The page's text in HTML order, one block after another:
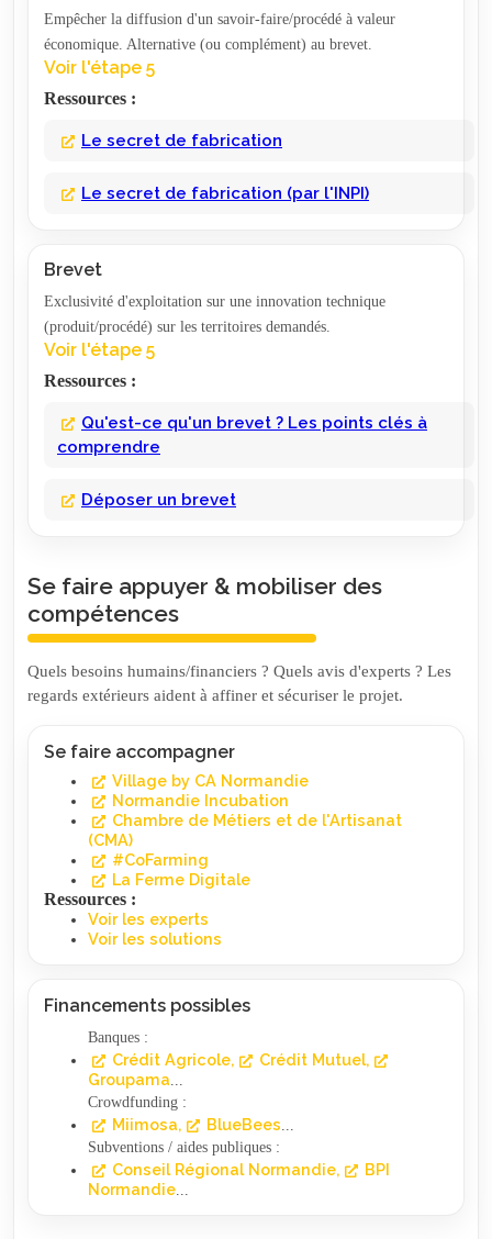
Empêcher la diffusion d'un savoir-faire/procédé à valeur
économique. Alternative (ou complément) au brevet.
Voir l'étape 5
Ressources :
Le secret de fabrication
Le secret de fabrication (par l'INPI)
Brevet
Exclusivité d'exploitation sur une innovation technique
(produit/procédé) sur les territoires demandés.
Voir l'étape 5
Ressources :
Qu'est-ce qu'un brevet ? Les points clés à
comprendre
Déposer un brevet
Se faire appuyer & mobiliser des
compétences
Quels besoins humains/financiers ? Quels avis d'experts ? Les
regards extérieurs aident à affiner et sécuriser le projet.
Se faire accompagner
Village by CA Normandie
Normandie Incubation
Chambre de Métiers et de l'Artisanat
(CMA)
#CoFarming
La Ferme Digitale
Ressources :
Voir les experts
Voir les solutions
Financements possibles
Banques :
Crédit Agricole
Crédit Mutuel
Groupama
Crowdfunding :
Miimosa BlueBees
Subventions / aides publiques :
Conseil Régional Normandie
BPI
Normandie